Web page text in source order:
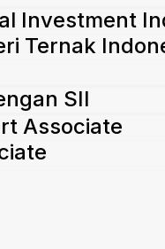
Investment
Ternak
SII
Associate